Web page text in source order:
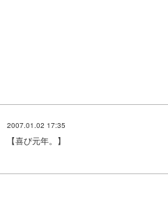
2007.01.02 17:35
【喜び元年。】